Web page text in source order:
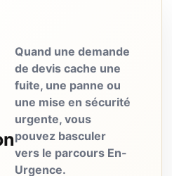
Quand une demande
de devis cache une
fuite, une panne ou
une mise en sécurité
urgente, vous
pouvez basculer
vers le parcours En-
Urgence.